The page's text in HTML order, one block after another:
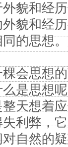
貌和经
貌和经
的思想
会思想
是思想
天想着
利弊，
自然的